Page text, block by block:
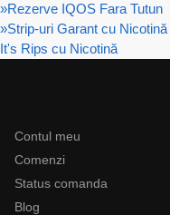
»Rezerve IQOS Fara Tutun
»Strip-uri Garant cu Nicotină
It's Rips cu Nicotină
Contul meu
Comenzi
Status comanda
Blog